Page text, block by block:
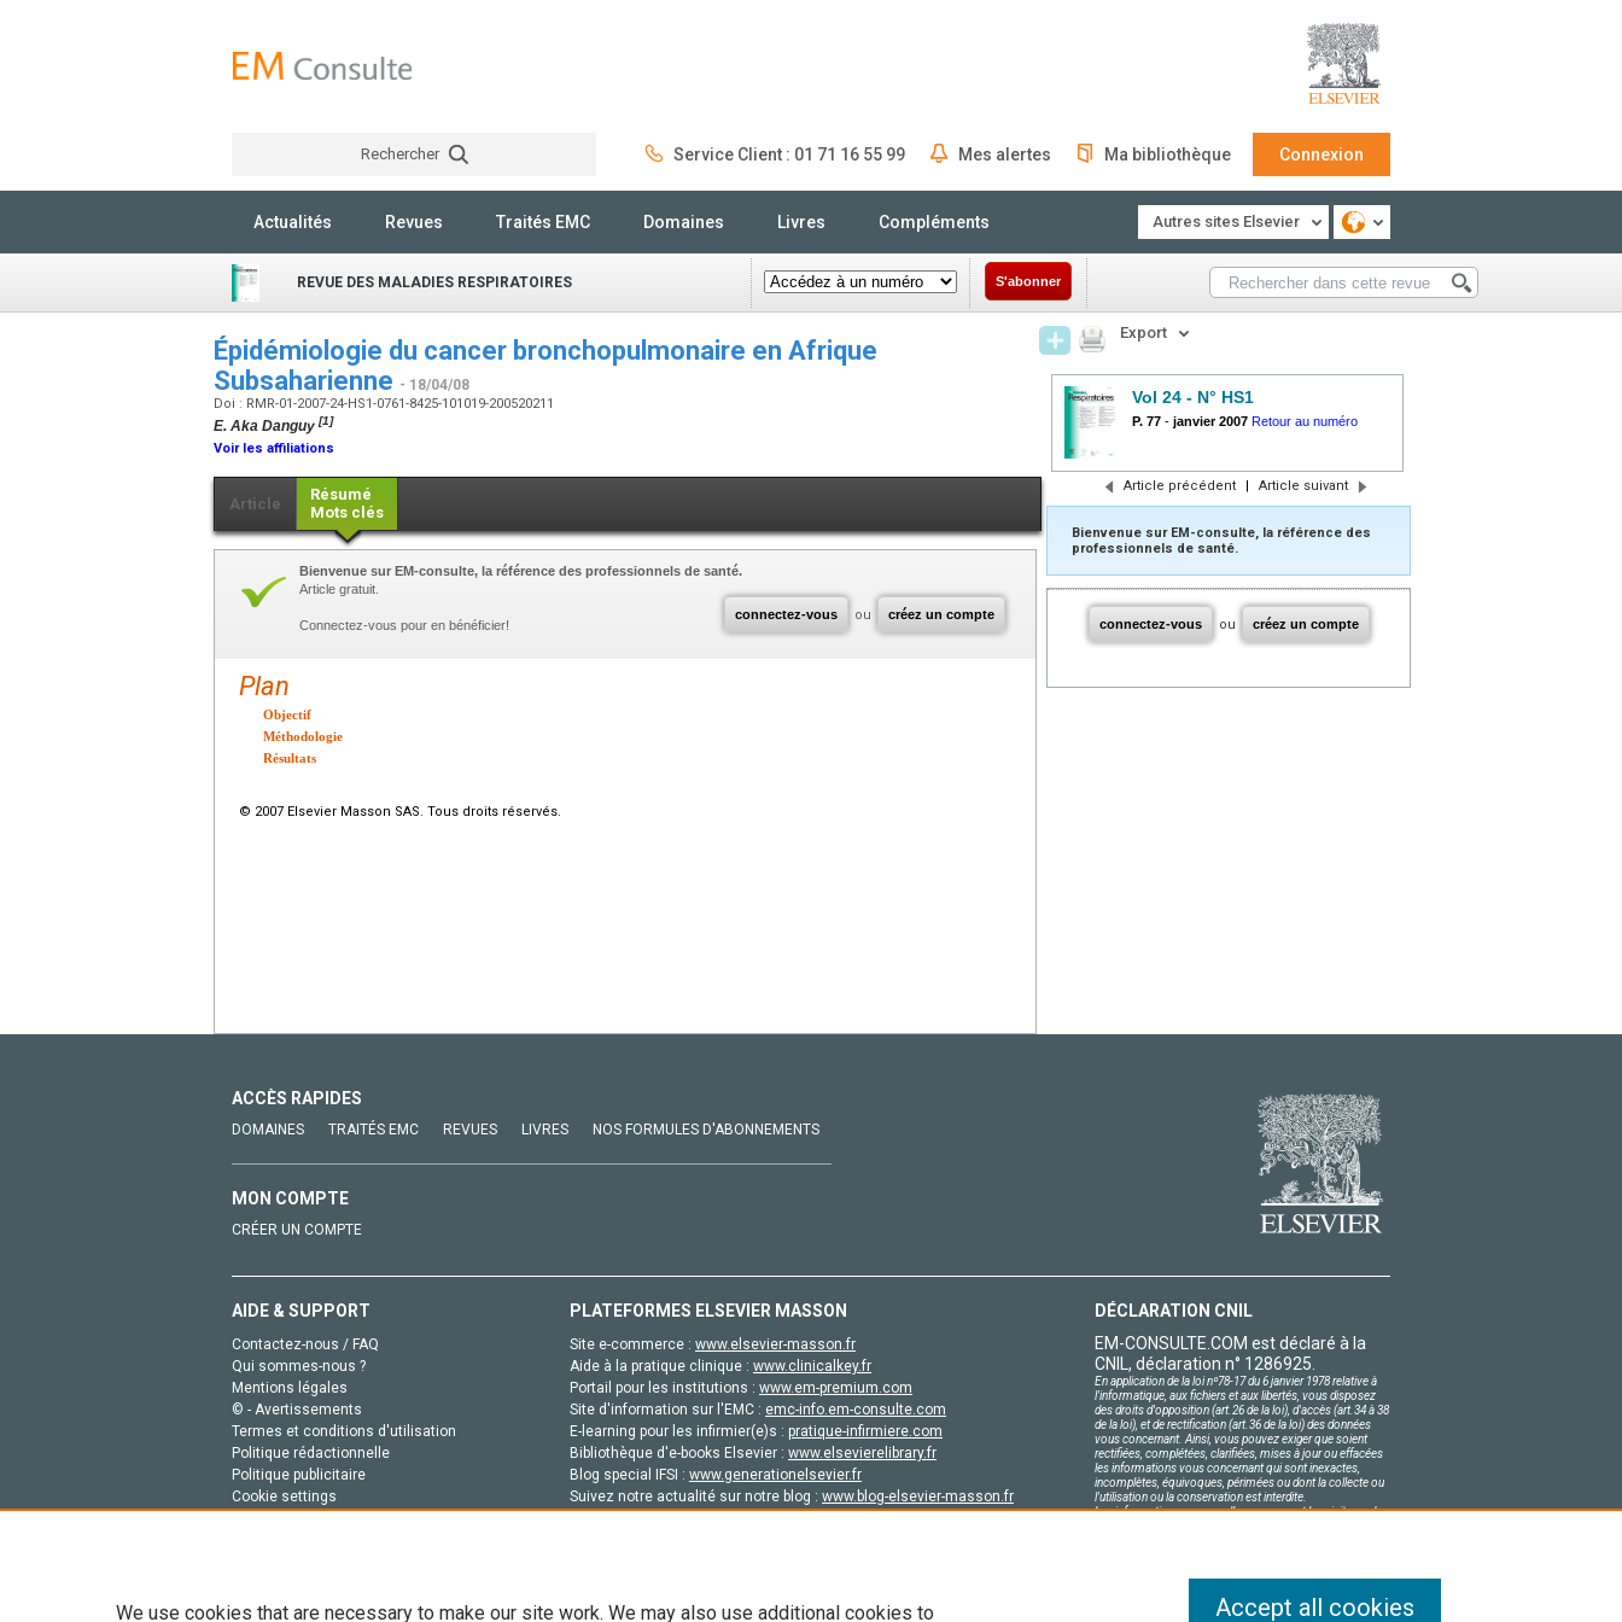
Rechercher Service Client : 01 71 16 55 99 Mes alertes Ma bibliothèque Connexion
Actualités Revues Traités EMC Domaines Livres Compléments Autres sites Elsevier
REVUE DES MALADIES RESPIRATOIRES S'abonner
Épidémiologie du cancer bronchopulmonaire en Afrique
Subsaharienne - 18/04/08
Doi : RMR-01-2007-24-HS1-0761-8425-101019-200520211
E. Aka Danguy [1]
Voir les affiliations
Article
Résumé
Mots clés
connectez-vous ou créez un compte
Bienvenue sur EM-consulte, la référence des professionnels de santé.
Article gratuit.
Connectez-vous pour en bénéficier!
Plan
Objectif
Méthodologie
Résultats
© 2007 Elsevier Masson SAS. Tous droits réservés.
Export
Vol 24 - N° HS1
P. 77 - janvier 2007 Retour au numéro
Article précédent | Article suivant
Bienvenue sur EM-consulte, la référence des
professionnels de santé.
connectez-vous ou créez un compte
ACCÈS RAPIDES
DOMAINES TRAITÉS EMC REVUES LIVRES NOS FORMULES D'ABONNEMENTS
MON COMPTE
CRÉER UN COMPTE
AIDE & SUPPORT
Contactez-nous / FAQ
Qui sommes-nous ?
Mentions légales
© - Avertissements
Termes et conditions d'utilisation
Politique rédactionnelle
Politique publicitaire
Cookie settings
PLATEFORMES ELSEVIER MASSON
Site e-commerce : www.elsevier-masson.fr
Aide à la pratique clinique : www.clinicalkey.fr
Portail pour les institutions : www.em-premium.com
Site d'information sur l'EMC : emc-info.em-consulte.com
E-learning pour les infirmier(e)s : pratique-infirmiere.com
Bibliothèque d'e-books Elsevier : www.elsevierelibrary.fr
Blog special IFSI : www.generationelsevier.fr
Suivez notre actualité sur notre blog : www.blog-elsevier-masson.fr
DÉCLARATION CNIL
EM-CONSULTE.COM est déclaré à la
CNIL, déclaration n° 1286925.
En application de la loi nº78-17 du 6 janvier 1978 relative à
l'informatique, aux fichiers et aux libertés, vous disposez
des droits d'opposition (art.26 de la loi), d'accès (art.34 à 38
de la loi), et de rectification (art.36 de la loi) des données
vous concernant. Ainsi, vous pouvez exiger que soient
rectifiées, complétées, clarifiées, mises à jour ou effacées
les informations vous concernant qui sont inexactes,
incomplètes, équivoques, périmées ou dont la collecte ou
l'utilisation ou la conservation est interdite.
Les informations personnelles concernant les visiteurs de
We use cookies that are necessary to make our site work. We may also use additional cookies to Accept all cookies